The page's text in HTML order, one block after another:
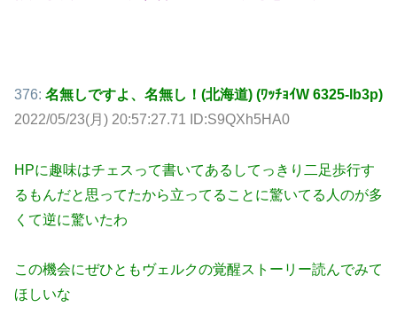
376: 名無しですよ、名無し！(北海道) (ﾜｯﾁｮｲW 6325-lb3p)
2022/05/23(月) 20:57:27.71 ID:S9QXh5HA0
HPに趣味はチェスって書いてあるしてっきり二足歩行す
るもんだと思ってたから立ってることに驚いてる人のが多
くて逆に驚いたわ
この機会にぜひともヴェルクの覚醒ストーリー読んでみて
ほしいな